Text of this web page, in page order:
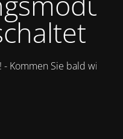
Kommen Sie bald wieder.